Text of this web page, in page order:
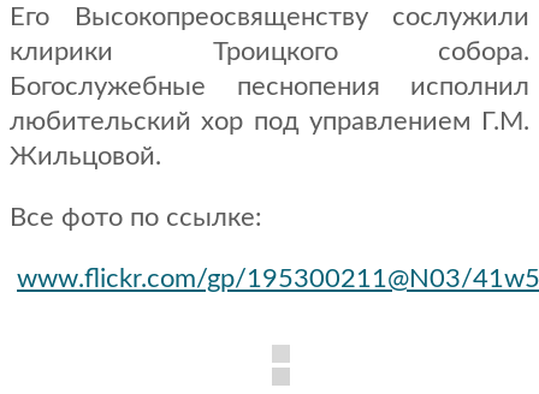
Его Высокопреосвященству сослужили
клирики Троицкого собора.
Богослужебные песнопения исполнил
любительский хор под управлением Г.М.
Жильцовой.
Все фото по ссылке:
www.flickr.com/gp/195300211@N03/